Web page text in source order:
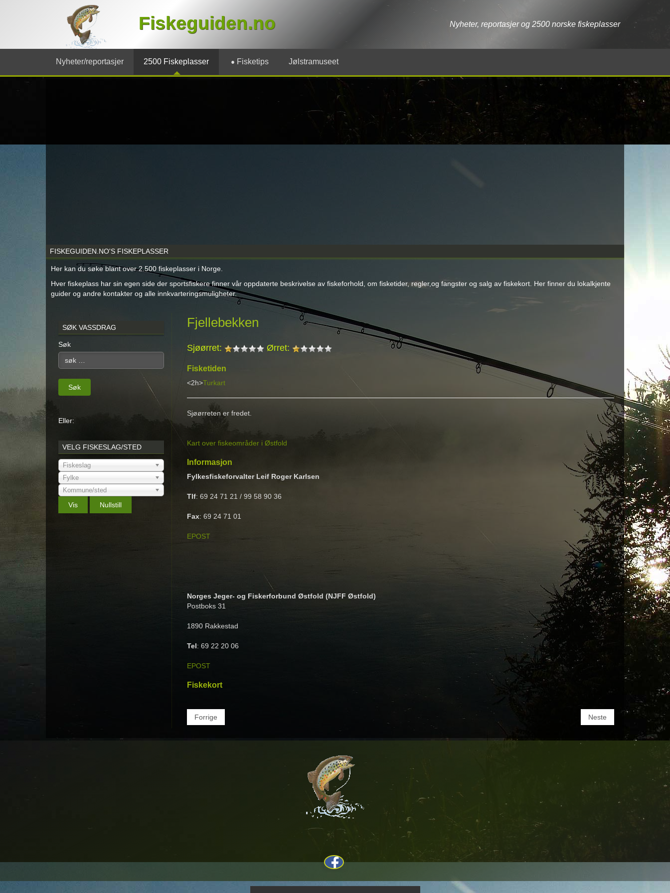
Fiskeguiden.no Nyheter, reportasjer og 2500 norske fiskeplasser
Nyheter/reportasjer 2500 Fiskeplasser Fisketips Jølstramuseet
FISKEGUIDEN.NO'S FISKEPLASSER
Her kan du søke blant over 2.500 fiskeplasser i Norge.
Hver fiskeplass har sin egen side der sportsfiskere finner vår oppdaterte beskrivelse av fiskeforhold, om fisketider, regler,og fangster og salg av fiskekort. Her finner du lokalkjente
guider og andre kontakter og alle innkvarteringsmuligheter.
SØK VASSDRAG
Søk
Søk
Eller:
VELG FISKESLAG/STED
Fiskeslag
Fylke
Kommune/sted
Fjellebekken
Sjøørret: Ørret:
Fisketiden
<2h>Turkart
Sjøørreten er fredet.
Kart over fiskeområder i Østfold
Informasjon
Fylkesfiskeforvalter Leif Roger Karlsen
Tlf: 69 24 71 21 / 99 58 90 36
Fax: 69 24 71 01
EPOST
Norges Jeger- og Fiskerforbund Østfold (NJFF Østfold)
Postboks 31
1890 Rakkestad
Tel: 69 22 20 06
EPOST
Fiskekort
Forrige Neste